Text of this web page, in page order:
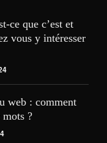
ce que c’est et
vous y intéresser
web : comment
?